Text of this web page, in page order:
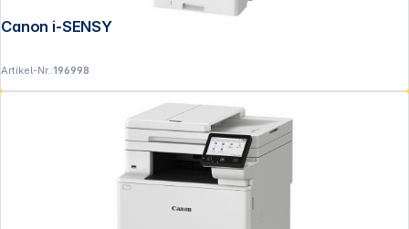
Canon i-SENSYS MF 463 dw II
Artikel-Nr.:196998
Folgen Sie uns auf